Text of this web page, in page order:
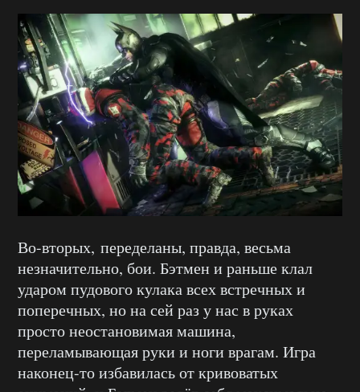
Во-вторых, переделаны, правда, весьма
незначительно, бои. Бэтмен и раньше клал
ударом пудового кулака всех встречных и
поперечных, но на сей раз у нас в руках
просто неостановимая машина,
переламывающая руки и ноги врагам. Игра
наконец-то избавилась от кривоватых